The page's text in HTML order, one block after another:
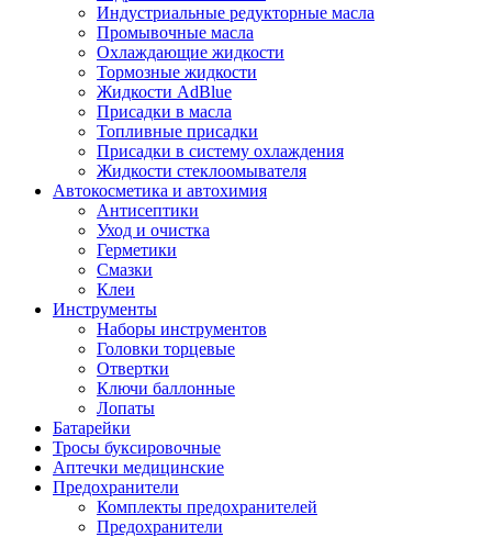
Индустриальные редукторные масла
Промывочные масла
Охлаждающие жидкости
Тормозные жидкости
Жидкости AdBlue
Присадки в масла
Топливные присадки
Присадки в систему охлаждения
Жидкости стеклоомывателя
Автокосметика и автохимия
Антисептики
Уход и очистка
Герметики
Смазки
Клеи
Инструменты
Наборы инструментов
Головки торцевые
Отвертки
Ключи баллонные
Лопаты
Батарейки
Тросы буксировочные
Аптечки медицинские
Предохранители
Комплекты предохранителей
Предохранители